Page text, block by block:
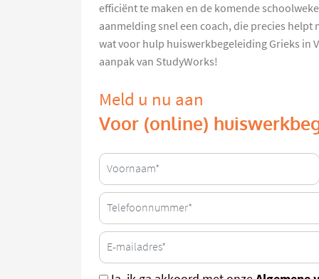
efficiënt te maken en de komende
aanmelding snel een coach, die precies helpt
wat voor hulp huiswerkbegeleiding Grieks in
aanpak van StudyWorks!
Meld u nu aan
Voor (online)